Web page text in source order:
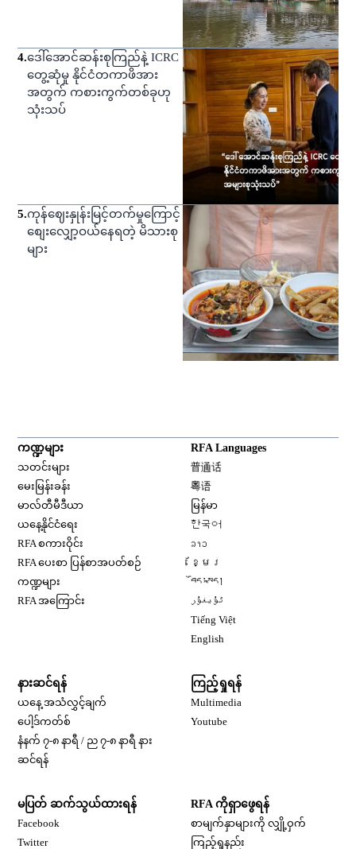
4.ဒေါ်အောင်ဆန်းစုကြည်နဲ့ ICRC
တွေ့ဆုံမှု နိုင်ငံတကာဖိအား
အတွက် ကစားကွက်တစ်ခုဟု
သုံးသပ်
5.ကုန်ဈေးနှုန်းမြင့်တက်မှုကြောင့်
စျေးလျှော့ဝယ်နေရတဲ့ မိသားစု
များ
ကဏ္ဍများ
သတင်းများ
မေးမြန်းခန်း
မာလ်တီမီဒီယာ
ယနေ့နိုင်ငံရေး
RFA စကားဝိုင်း
RFA ပေးစာ ပြန်စာအပတ်စဉ်
ကဏ္ဍများ
RFA အကြောင်း
RFA Languages
普通话
粤语
မြန်မာ
한국어
ລາວ
ខ្មែរ
བོད་སྐད།
ئۇيغۇر
Tiếng Việt
English
နားဆင်ရန်
ယနေ့ အသံလွှင့်ချက်
ပေါ့ဒ်ကတ်စ်
နံနက် ၇-၈ နာရီ / ည ၇-၈ နာရီ နား
ဆင်ရန်
ကြည့်ရှုရန်
Multimedia
Youtube
မပြတ် ဆက်သွယ်ထားရန်
Facebook
Twitter
RFA ကိုရှာဖွေရန်
စာမျက်နှာများကို လျှို့ဝှက်
ကြည့်ရှုနည်း